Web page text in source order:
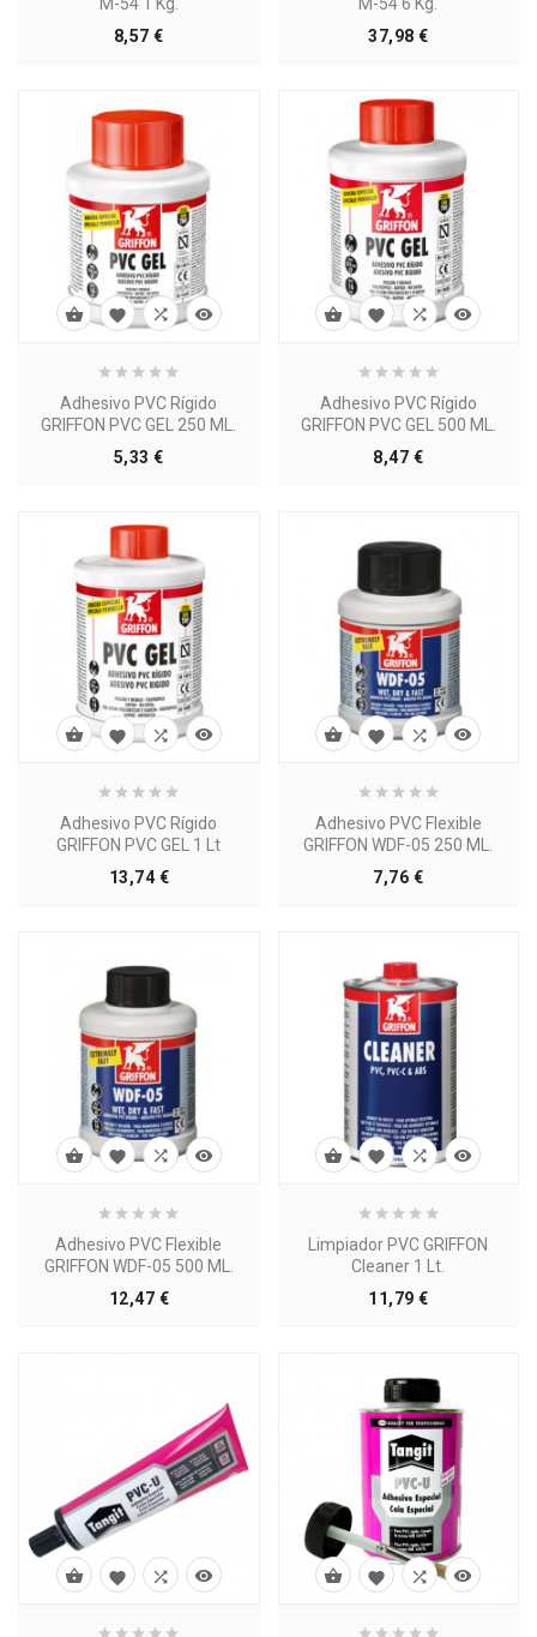
M-54 1 Kg.
8,57 €Precio
M-54 6 Kg.
37,98 €Precio
Adhesivo PVC Rígido
GRIFFON PVC GEL 250 ML.
5,33 €Precio
   
Adhesivo PVC Rígido
GRIFFON PVC GEL 500 ML.
8,47 €Precio
   
Adhesivo PVC Rígido
GRIFFON PVC GEL 1 Lt
13,74 €Precio
   
Adhesivo PVC Flexible
GRIFFON WDF-05 250 ML.
7,76 €Precio
   
Adhesivo PVC Flexible
GRIFFON WDF-05 500 ML.
12,47 €Precio
   
Limpiador PVC GRIFFON
Cleaner 1 Lt.
11,79 €Precio
   
       